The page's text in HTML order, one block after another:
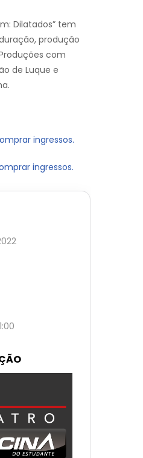
Dilatados” tem
produção
com
de Luque e
ingressos.
ingressos.